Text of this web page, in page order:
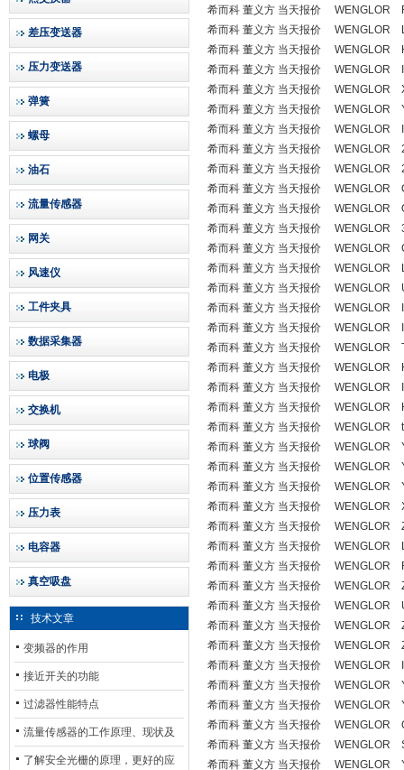
差压变送器
压力变送器
弹簧
螺母
油石
流量传感器
网关
风速仪
工件夹具
数据采集器
电极
交换机
球阀
位置传感器
压力表
电容器
真空吸盘
技术文章
变频器的作用
接近开关的功能
过滤器性能特点
流量传感器的工作原理、现状及
其发展前景
了解安全光栅的原理，更好的应
希而科 董义方 当天报价 WENGLOR
希而科 董义方 当天报价 WENGLOR
希而科 董义方 当天报价 WENGLOR
希而科 董义方 当天报价 WENGLOR
希而科 董义方 当天报价 WENGLOR
希而科 董义方 当天报价 WENGLOR
希而科 董义方 当天报价 WENGLOR
希而科 董义方 当天报价 WENGLOR
希而科 董义方 当天报价 WENGLOR
希而科 董义方 当天报价 WENGLOR
希而科 董义方 当天报价 WENGLOR
希而科 董义方 当天报价 WENGLOR
希而科 董义方 当天报价 WENGLOR
希而科 董义方 当天报价 WENGLOR
希而科 董义方 当天报价 WENGLOR
希而科 董义方 当天报价 WENGLOR
希而科 董义方 当天报价 WENGLOR
希而科 董义方 当天报价 WENGLOR
希而科 董义方 当天报价 WENGLOR
希而科 董义方 当天报价 WENGLOR
希而科 董义方 当天报价 WENGLOR
希而科 董义方 当天报价 WENGLOR
希而科 董义方 当天报价 WENGLOR
希而科 董义方 当天报价 WENGLOR
希而科 董义方 当天报价 WENGLOR
希而科 董义方 当天报价 WENGLOR
希而科 董义方 当天报价 WENGLOR
希而科 董义方 当天报价 WENGLOR
希而科 董义方 当天报价 WENGLOR
希而科 董义方 当天报价 WENGLOR
希而科 董义方 当天报价 WENGLOR
希而科 董义方 当天报价 WENGLOR
希而科 董义方 当天报价 WENGLOR
希而科 董义方 当天报价 WENGLOR
希而科 董义方 当天报价 WENGLOR
希而科 董义方 当天报价 WENGLOR
希而科 董义方 当天报价 WENGLOR
希而科 董义方 当天报价 WENGLOR
希而科 董义方 当天报价 WENGLOR